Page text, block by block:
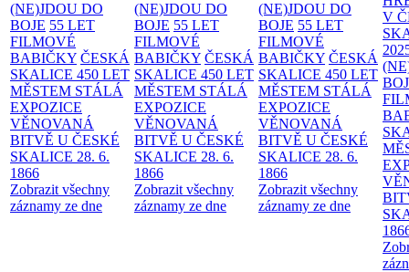
(NE)JDOU DO
BOJE 55 LET
FILMOVÉ
BABIČKY ČESKÁ
SKALICE 450 LET
MĚSTEM STÁLÁ
EXPOZICE
VĚNOVANÁ
BITVĚ U ČESKÉ
SKALICE 28. 6.
1866
Zobrazit všechny
záznamy ze dne
(NE)JDOU DO
BOJE 55 LET
FILMOVÉ
BABIČKY ČESKÁ
SKALICE 450 LET
MĚSTEM STÁLÁ
EXPOZICE
VĚNOVANÁ
BITVĚ U ČESKÉ
SKALICE 28. 6.
1866
Zobrazit všechny
záznamy ze dne
(NE)JDOU DO
BOJE 55 LET
FILMOVÉ
BABIČKY ČESKÁ
SKALICE 450 LET
MĚSTEM STÁLÁ
EXPOZICE
VĚNOVANÁ
BITVĚ U ČESKÉ
SKALICE 28. 6.
1866
Zobrazit všechny
záznamy ze dne
V